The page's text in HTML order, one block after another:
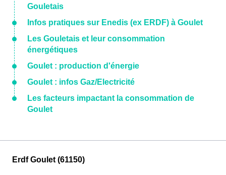
Gouletais
Infos pratiques sur Enedis (ex ERDF) à Goulet
Les Gouletais et leur consommation
énergétiques
Goulet : production d'énergie
Goulet : infos Gaz/Electricité
Les facteurs impactant la consommation de
Goulet
Erdf Goulet (61150)